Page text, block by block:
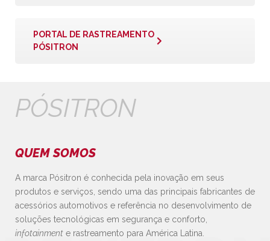
PORTAL DE RASTREAMENTO
PÓSITRON
PÓSITRON
QUEM SOMOS
A marca Pósitron é conhecida pela inovação em seus
produtos e serviços, sendo uma das principais fabricantes de
acessórios automotivos e referência no desenvolvimento de
soluções tecnológicas em segurança e conforto,
infotainment e rastreamento para América Latina.